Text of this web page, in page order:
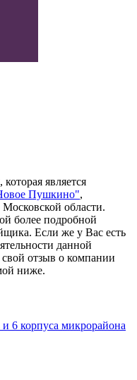
является
Пушкино",
области.
более подробной
Если же у Вас есть
данной
отзыв о компании
ниже.
6 корпуса микрорайона